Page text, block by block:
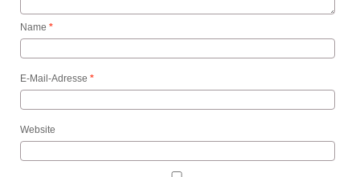
Name *
E-Mail-Adresse *
Website